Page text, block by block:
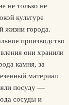
не только не
культуре
жизни города.
производство
они хранили
камня, за
материал
посуду —
сосуды и